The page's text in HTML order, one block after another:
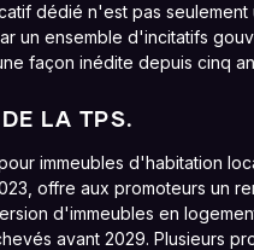
dédié n'est pas
un ensemble d'incitatifs
façon inédite depuis cinq
LA TPS.
immeubles d'habitation
offre aux promoteurs un
d'immeubles en
avant 2029. Plusieurs